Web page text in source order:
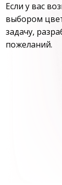
Если у вас
выбором
задачу,
пожеланий.